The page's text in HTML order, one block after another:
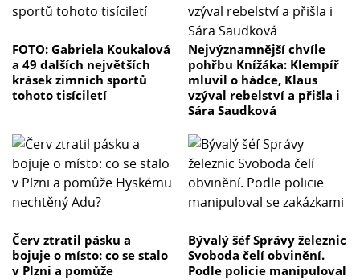
FOTO: Gabriela Koukalová
a 49 dalších největších
krásek zimních sportů
tohoto tisíciletí
Nejvýznamnější chvíle
pohřbu Knížáka: Klempíř
mluvil o hádce, Klaus
vzýval rebelství a přišla i
Sára Saudková
Červ ztratil pásku a
bojuje o místo: co se stalo
v Plzni a pomůže
Bývalý šéf Správy železnic
Svoboda čelí obvinění.
Podle policie manipuloval